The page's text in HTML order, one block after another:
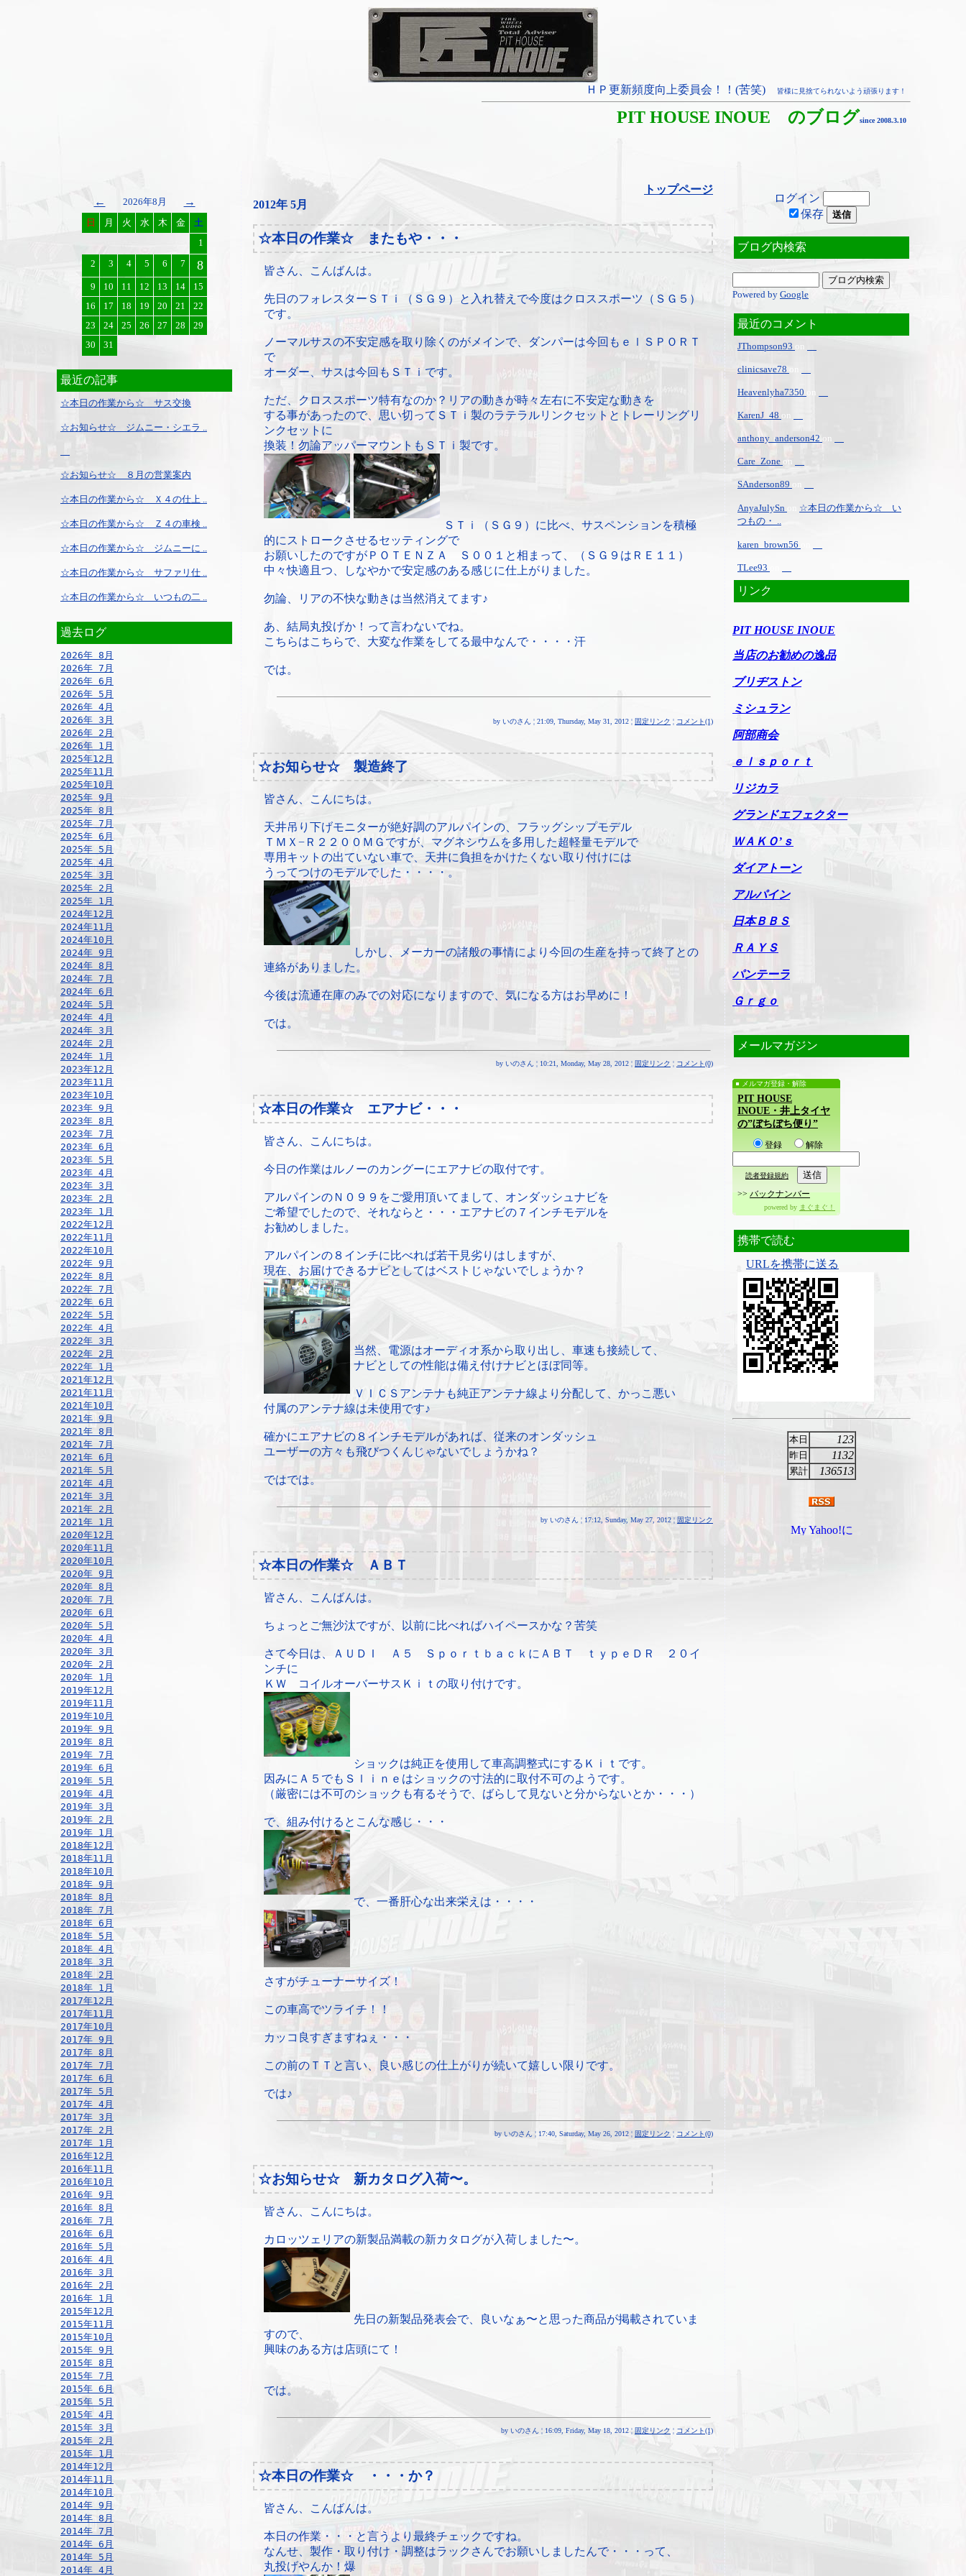
ＨＰ更新頻度向上委員会！！(苦笑) 皆様に見捨てられないよう頑張ります！
PIT HOUSE INOUE のブログsince 2008.3.10
← 2026年8月 →
日 月 火 水 木 金
土
1
2
3 4 5 6 7 8
9 10 11 12 13 14
15
16
17 18 19 20 21
22
23
24 25 26 27 28
29
30
31
最近の記事
☆本日の作業から☆ サス交換
☆お知らせ☆ ジムニー・シエラ ..
☆お知らせ☆ ８月の営業案内
☆本日の作業から☆ Ｘ４の仕上 ..
☆本日の作業から☆ Ｚ４の車検 ..
☆本日の作業から☆ ジムニーに ..
☆本日の作業から☆ サファリ仕 ..
☆本日の作業から☆ いつもの二 ..
過去ログ
2026年 8月
2026年 7月
2026年 6月
2026年 5月
2026年 4月
2026年 3月
2026年 2月
2026年 1月
2025年12月
2025年11月
2025年10月
2025年 9月
2025年 8月
2025年 7月
2025年 6月
2025年 5月
2025年 4月
2025年 3月
2025年 2月
2025年 1月
2024年12月
2024年11月
2024年10月
2024年 9月
2024年 8月
2024年 7月
2024年 6月
2024年 5月
2024年 4月
2024年 3月
2024年 2月
2024年 1月
2023年12月
2023年11月
2023年10月
2023年 9月
2023年 8月
2023年 7月
2023年 6月
2023年 5月
2023年 4月
2023年 3月
2023年 2月
2023年 1月
2022年12月
2022年11月
2022年10月
2022年 9月
2022年 8月
2022年 7月
2022年 6月
2022年 5月
2022年 4月
2022年 3月
2022年 2月
2022年 1月
2021年12月
2021年11月
2021年10月
2021年 9月
2021年 8月
2021年 7月
2021年 6月
2021年 5月
2021年 4月
2021年 3月
2021年 2月
2021年 1月
2020年12月
2020年11月
2020年10月
2020年 9月
2020年 8月
2020年 7月
2020年 6月
2020年 5月
2020年 4月
2020年 3月
2020年 2月
2020年 1月
2019年12月
2019年11月
2019年10月
2019年 9月
2019年 8月
2019年 7月
2019年 6月
2019年 5月
2019年 4月
2019年 3月
2019年 2月
2019年 1月
2018年12月
2018年11月
2018年10月
2018年 9月
2018年 8月
2018年 7月
2018年 6月
2018年 5月
2018年 4月
2018年 3月
2018年 2月
2018年 1月
2017年12月
2017年11月
2017年10月
2017年 9月
2017年 8月
2017年 7月
2017年 6月
2017年 5月
2017年 4月
2017年 3月
2017年 2月
2017年 1月
2016年12月
2016年11月
2016年10月
2016年 9月
2016年 8月
2016年 7月
2016年 6月
2016年 5月
2016年 4月
2016年 3月
2016年 2月
2016年 1月
2015年12月
2015年11月
2015年10月
2015年 9月
2015年 8月
2015年 7月
2015年 6月
2015年 5月
2015年 4月
2015年 3月
2015年 2月
2015年 1月
2014年12月
2014年11月
2014年10月
2014年 9月
2014年 8月
2014年 7月
2014年 6月
2014年 5月
2014年 4月
トップページ
2012年 5月
☆本日の作業☆ またもや・・・
皆さん、こんばんは。
先日のフォレスターＳＴｉ（ＳＧ９）と入れ替えで今度はクロススポーツ（ＳＧ５）
です。
ノーマルサスの不安定感を取り除くのがメインで、ダンパーは今回もｅｌＳＰＯＲＴ
で
オーダー、サスは今回もＳＴｉです。
ただ、クロススポーツ特有なのか？リアの動きが時々左右に不安定な動きを
する事があったので、思い切ってＳＴｉ製のラテラルリンクセットとトレーリングリ
ンクセットに
換装！勿論アッパーマウントもＳＴｉ製です。
ＳＴｉ（ＳＧ９）に比べ、サスペンションを積極
的にストロークさせるセッティングで
お願いしたのですがＰＯＴＥＮＺＡ Ｓ００１と相まって、（ＳＧ９はＲＥ１１）
中々快適且つ、しなやかで安定感のある感じに仕上がりました。
勿論、リアの不快な動きは当然消えてます♪
あ、結局丸投げか！って言わないでね。
こちらはこちらで、大変な作業をしてる最中なんで・・・・汗
では。
by いのさん ¦ 21:09, Thursday, May 31, 2012 ¦ 固定リンク ¦ コメント(1)
☆お知らせ☆ 製造終了
皆さん、こんにちは。
天井吊り下げモニターが絶好調のアルパインの、フラッグシップモデル
ＴＭＸ−Ｒ２２００ＭＧですが、マグネシウムを多用した超軽量モデルで
専用キットの出ていない車で、天井に負担をかけたくない取り付けには
うってつけのモデルでした・・・・。
しかし、メーカーの諸般の事情により今回の生産を持って終了との
連絡がありました。
今後は流通在庫のみでの対応になりますので、気になる方はお早めに！
では。
by いのさん ¦ 10:21, Monday, May 28, 2012 ¦ 固定リンク ¦ コメント(0)
☆本日の作業☆ エアナビ・・・
皆さん、こんにちは。
今日の作業はルノーのカングーにエアナビの取付です。
アルパインのＮ０９９をご愛用頂いてまして、オンダッシュナビを
ご希望でしたので、それならと・・・エアナビの７インチモデルを
お勧めしました。
アルパインの８インチに比べれば若干見劣りはしますが、
現在、お届けできるナビとしてはベストじゃないでしょうか？
当然、電源はオーディオ系から取り出し、車速も接続して、
ナビとしての性能は備え付けナビとほぼ同等。
ＶＩＣＳアンテナも純正アンテナ線より分配して、かっこ悪い
付属のアンテナ線は未使用です♪
確かにエアナビの８インチモデルがあれば、従来のオンダッシュ
ユーザーの方々も飛びつくんじゃないでしょうかね？
ではでは。
by いのさん ¦ 17:12, Sunday, May 27, 2012 ¦ 固定リンク
☆本日の作業☆ ＡＢＴ
皆さん、こんばんは。
ちょっとご無沙汰ですが、以前に比べればハイペースかな？苦笑
さて今日は、ＡＵＤＩ Ａ５ ＳｐｏｒｔｂａｃｋにＡＢＴ ｔｙｐｅＤＲ ２０イ
ンチに
ＫＷ コイルオーバーサスＫｉｔの取り付けです。
ショックは純正を使用して車高調整式にするＫｉｔです。
因みにＡ５でもＳｌｉｎｅはショックの寸法的に取付不可のようです。
（厳密には不可のショックも有るそうで、ばらして見ないと分からないとか・・・）
で、組み付けるとこんな感じ・・・
で、一番肝心な出来栄えは・・・・
さすがチューナーサイズ！
この車高でツライチ！！
カッコ良すぎますねぇ・・・
この前のＴＴと言い、良い感じの仕上がりが続いて嬉しい限りです。
では♪
by いのさん ¦ 17:40, Saturday, May 26, 2012 ¦ 固定リンク ¦ コメント(0)
☆お知らせ☆ 新カタログ入荷〜。
皆さん、こんにちは。
カロッツェリアの新製品満載の新カタログが入荷しました〜。
先日の新製品発表会で、良いなぁ〜と思った商品が掲載されていま
すので、
興味のある方は店頭にて！
では。
by いのさん ¦ 16:09, Friday, May 18, 2012 ¦ 固定リンク ¦ コメント(1)
☆本日の作業☆ ・・・か？
皆さん、こんばんは。
本日の作業・・・と言うより最終チェックですね。
なんせ、製作・取り付け・調整はラックさんでお願いしましたんで・・・って、
丸投げやんか！爆
ログイン
保存
ブログ内検索
Powered by Google
最近のコメント
JThompson93 on
clinicsave78
Heavenlyha7350 on
KarenJ_48 on
anthony_anderson42 on
Care_Zone on
SAnderson89 on
AnyaJulySn
☆本日の作業から☆ い
つもの・ ..
karen_brown56
TLee93
リンク
PIT HOUSE INOUE
当店のお勧めの逸品
ブリヂストン
ミシュラン
阿部商会
ｅｌｓｐｏｒｔ
リジカラ
グランドエフェクター
ＷＡＫＯ’ｓ
ダイアトーン
アルパイン
日本ＢＢＳ
ＲＡＹＳ
パンテーラ
Ｇｒｇｏ
メールマガジン
メルマガ登録・解除
PIT HOUSE
INOUE・井上タイヤ
の”ぼちぼち便り”
登録 解除
読者登録規約
>> バックナンバー
powered by まぐまぐ！
携帯で読む
URLを携帯に送る
本日 123
昨日 1132
累計 136513